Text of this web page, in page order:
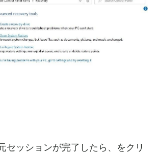
セッションが完了したら、をクリ